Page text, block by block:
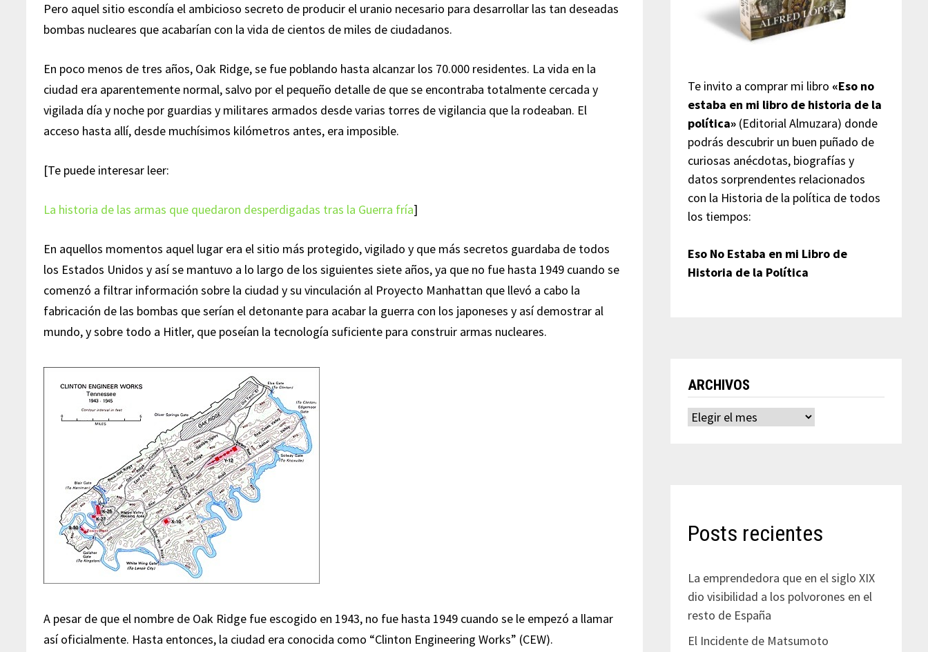
Pero aquel sitio escondía el ambicioso secreto de producir el uranio necesario para desarrollar las tan deseadas
bombas nucleares que acabarían con la vida de cientos de miles de ciudadanos.
En poco menos de tres años, Oak Ridge, se fue poblando hasta alcanzar los 70.000 residentes. La vida en la
ciudad era aparentemente normal, salvo por el pequeño detalle de que se encontraba totalmente cercada y
vigilada día y noche por guardias y militares armados desde varias torres de vigilancia que la rodeaban. El
acceso hasta allí, desde muchísimos kilómetros antes, era imposible.
[Te puede interesar leer:
La historia de las armas que quedaron desperdigadas tras la Guerra fría]
En aquellos momentos aquel lugar era el sitio más protegido, vigilado y que más secretos guardaba de todos
los Estados Unidos y así se mantuvo a lo largo de los siguientes siete años, ya que no fue hasta 1949 cuando se
comenzó a filtrar información sobre la ciudad y su vinculación al Proyecto Manhattan que llevó a cabo la
fabricación de las bombas que serían el detonante para acabar la guerra con los japoneses y así demostrar al
mundo, y sobre todo a Hitler, que poseían la tecnología suficiente para construir armas nucleares.
A pesar de que el nombre de Oak Ridge fue escogido en 1943, no fue hasta 1949 cuando se le empezó a llamar
así oficialmente. Hasta entonces, la ciudad era conocida como “Clinton Engineering Works” (CEW).
Te invito a comprar mi libro «Eso no
estaba en mi libro de historia de la
política»(Editorial Almuzara) donde
podrás descubrir un buen puñado de
curiosas anécdotas, biografías y
datos sorprendentes relacionados
con la Historia de la política de todos
los tiempos:
Eso No Estaba en mi Libro de
Historia de la Política
ARCHIVOS
Archivos
Posts recientes
La emprendedora que en el siglo XIX
dio visibilidad a los polvorones en el
resto de España
El Incidente de Matsumoto